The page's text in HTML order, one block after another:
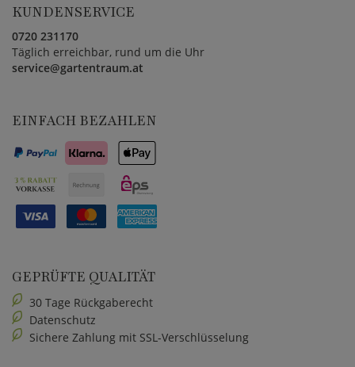
KUNDENSERVICE
0720 231170
Täglich erreichbar, rund um die Uhr
service@gartentraum.at
EINFACH BEZAHLEN
GEPRÜFTE QUALITÄT
30 Tage Rückgaberecht
Datenschutz
Sichere Zahlung mit SSL-Verschlüsselung